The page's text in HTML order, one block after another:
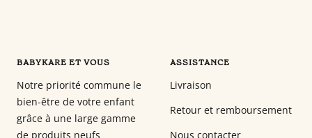
BABYKARE ET VOUS
Notre priorité commune le
bien-être de votre enfant
grâce à une large gamme
de produits neufs
ASSISTANCE
Livraison
Retour et remboursement
Nous contacter